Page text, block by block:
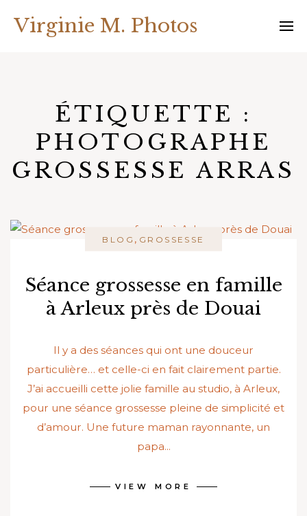
Virginie M. Photos
ÉTIQUETTE :
PHOTOGRAPHE
GROSSESSE ARRAS
BLOG , GROSSESSE
Séance grossesse en famille
à Arleux près de Douai
Il y a des séances qui ont une douceur
particulière… et celle-ci en fait clairement partie.
J’ai accueilli cette jolie famille au studio, à Arleux,
pour une séance grossesse pleine de simplicité et
d’amour. Une future maman rayonnante, un
papa...
VIEW MORE